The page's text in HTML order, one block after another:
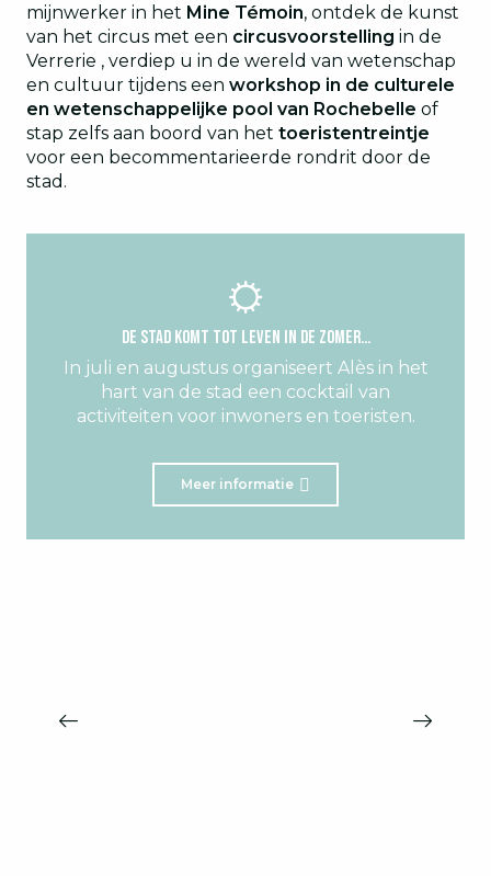
mijnwerker in het Mine Témoin, ontdek de kunst
van het circus met een circusvoorstelling in de
Verrerie , verdiep u in de wereld van wetenschap
en cultuur tijdens een workshop in de culturele
en wetenschappelijke pool van Rochebelle of
stap zelfs aan boord van het toeristentreintje
voor een becommentarieerde rondrit door de
stad.
De stad komt tot leven in de zomer…
In juli en augustus organiseert Alès in het
hart van de stad een cocktail van
activiteiten voor inwoners en toeristen.
Meer informatie